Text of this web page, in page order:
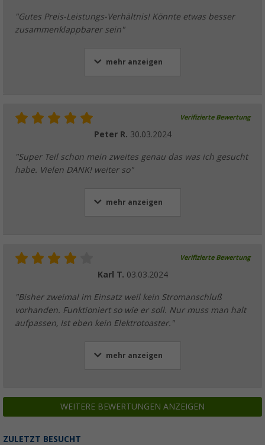
"Gutes Preis-Leistungs-Verhältnis! Könnte etwas besser
zusammenklappbarer sein"
mehr anzeigen
Verifizierte Bewertung
Peter R. 30.03.2024
"Super Teil schon mein zweites genau das was ich gesucht
habe. Vielen DANK! weiter so"
mehr anzeigen
Verifizierte Bewertung
Karl T. 03.03.2024
"Bisher zweimal im Einsatz weil kein Stromanschluß
vorhanden. Funktioniert so wie er soll. Nur muss man halt
aufpassen, Ist eben kein Elektrotoaster."
mehr anzeigen
WEITERE BEWERTUNGEN ANZEIGEN
ZULETZT BESUCHT